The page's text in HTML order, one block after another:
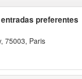
preferentes
75003, Paris